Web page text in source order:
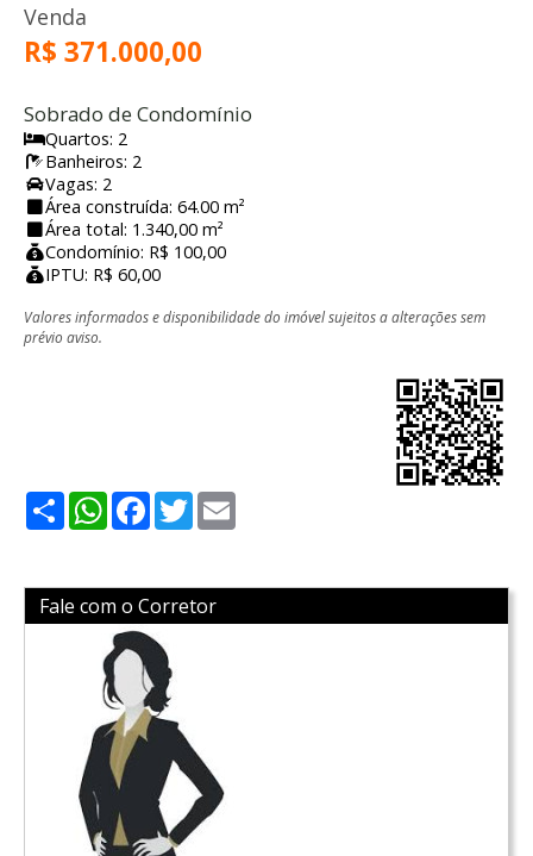
Venda
R$ 371.000,00
Sobrado de Condomínio
Quartos: 2
Banheiros: 2
Vagas: 2
Área construída: 64.00 m²
Área total: 1.340,00 m²
Condomínio: R$ 100,00
IPTU: R$ 60,00
Valores informados e disponibilidade do imóvel sujeitos a alterações sem
prévio aviso.
ShareWhatsApp
Facebook
Twitter
Fale com o Corretor